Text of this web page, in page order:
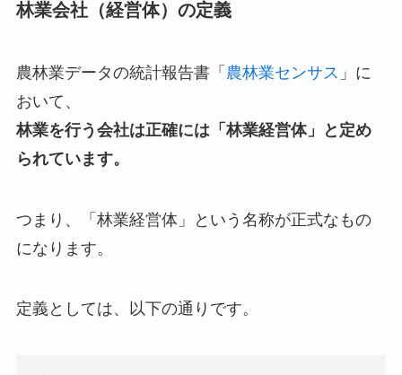
林業会社（経営体）の定義
農林業データの統計報告書「 農林業センサス 」に
おいて、
林業を行う会社は正確には「林業経営体」と定め
られています。
つまり、「林業経営体」という名称が正式なもの
になります。
定義としては、以下の通りです。